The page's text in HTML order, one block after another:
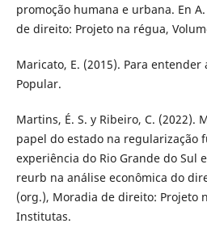
promoção humana e urbana. En
de direito: Projeto na régua,
Maricato, E. (2015). Para
Popular.
Martins, É. S. y Ribeiro, C. (2022).
papel do estado na regularização
experiência do Rio Grande do Sul
reurb na análise econômica do
(org.), Moradia de direito: Projeto
Institutas.